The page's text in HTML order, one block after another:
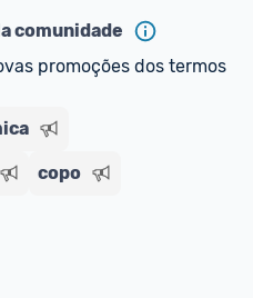
comunidade
promoções dos termos
copo